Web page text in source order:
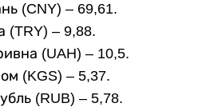
(CNY) – 69,61.
(TRY) – 9,88.
(UAH) – 10,5.
(KGS) – 5,37.
(RUB) – 5,78.